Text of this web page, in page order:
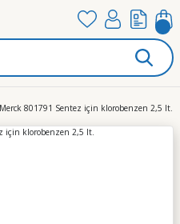
Merck 801791 Sentez için klorobenzen 2,5 lt.